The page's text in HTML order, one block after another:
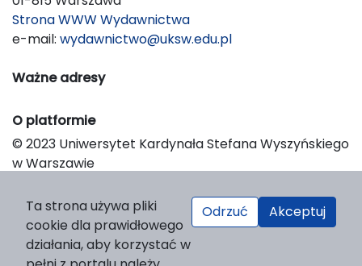
Strona WWW Wydawnictwa
e-mail: wydawnictwo@uksw.edu.pl
Ważne adresy
O platformie
© 2023 Uniwersytet Kardynała Stefana Wyszyńskiego
w Warszawie
Platform & Workflow by OJS/PKP
Ta strona używa pliki
cookie dla prawidłowego
działania, aby korzystać w
Odrzuć Akceptuj